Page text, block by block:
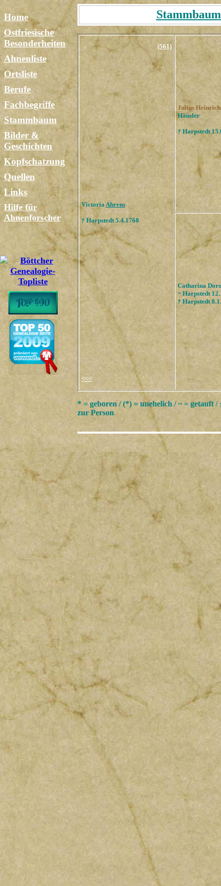
Home
Ostfriesische
Besonderheiten
Ahnenliste
Ortsliste
Berufe
Fachbegriffe
Stammbaum
Bilder &
Geschichten
Kopfschatzung
Quellen
Links
Hilfe für
Ahnenforscher
(561)
VictoriaAhrens
† Harpstedt 5.4.1768
<<<
Julius Heinrich
Häusler
† Harpstedt
Catharina
~ Harpstedt
† Harpstedt
* = geboren / (*) = unehelich / ~ = getauft /
zur Person